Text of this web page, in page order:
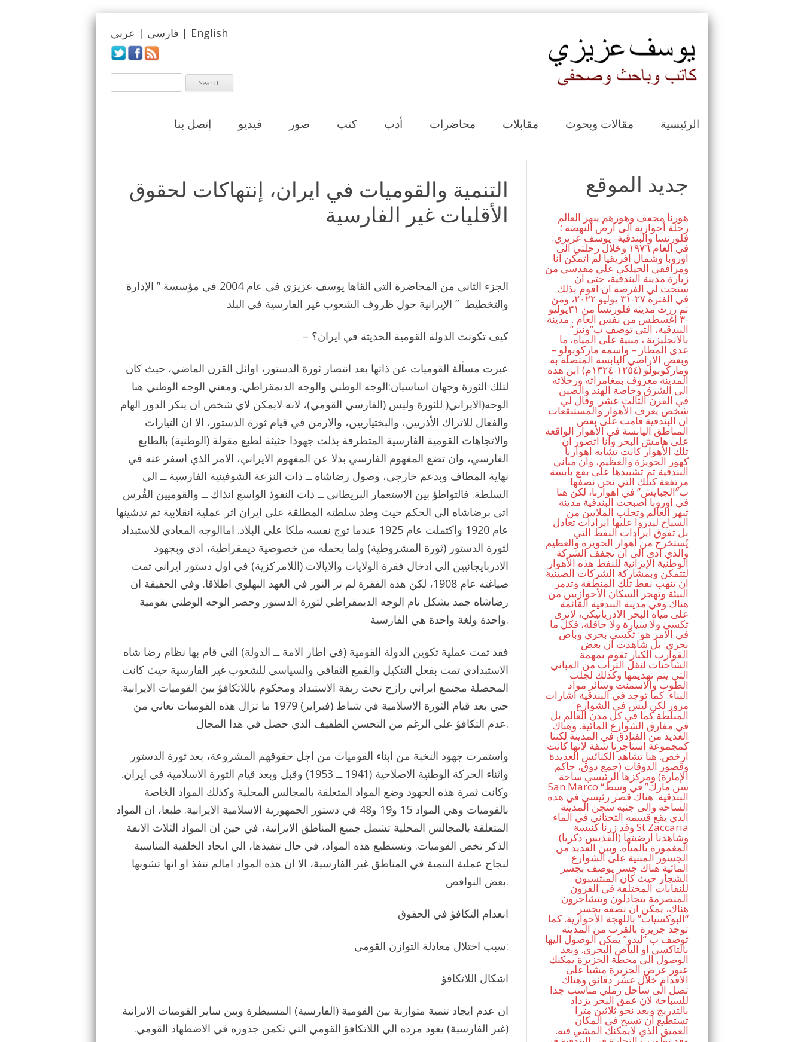
فارسی | عربي | English
إتصل بنا فيديو صور كتب أدب محاضرات مقابلات مقالات وبحوث الرئيسية
التنمية والقوميات في ايران، إنتهاكات لحقوق
الأقليات غير الفارسية
الجزء الثاني من المحاضرة التي القاها يوسف عزيزي في عام 2004 في مؤسسة ” الإدارة
والتخطيط ” الإيرانية حول ظروف الشعوب غير الفارسية في البلد
– كيف تكونت الدولة القومية الحديثة في ايران؟
عبرت مسألة القوميات عن ذاتها بعد انتصار ثورة الدستور، اوائل القرن الماضي، حيث كان
لتلك الثورة وجهان اساسيان:الوجه الوطني والوجه الديمقراطي. ومعني الوجه الوطني هنا
الوجه(الايراني( للثورة وليس (الفارسي القومي)، لانه لايمكن لاي شخص ان ينكر الدور الهام
والفعال للاتراك الأذريين، والبختياريين، والارمن في قيام ثورة الدستور، الا ان التيارات
والاتجاهات القومية الفارسية المتطرفة بذلت جهودا حثيثة لطبع مقولة (الوطنية) بالطابع
الفارسي، وان تضع المفهوم الفارسي بدلا عن المفهوم الايراني، الامر الذي اسفر عنه في
نهاية المطاف وبدعم خارجي، وصول رضاشاه ــ ذات النزعة الشوفينية الفارسية ــ الي
السلطة. فالتواطؤ بين الاستعمار البريطاني ــ ذات النفوذ الواسع انذاك ــ والقوميين الفُرس
اتي برضاشاه الي الحكم حيث وطد سلطته المطلقة علي ايران اثر عملية انقلابية تم تدشينها
عام 1920 واكتملت عام 1925 عندما توج نفسه ملكا علي البلاد. اماالوجه المعادي للاستبداد
لثورة الدستور (ثورة المشروطية) ولما يحمله من خصوصية ديمقراطية، ادي وبجهود
الاذربايجانيين الي ادخال فقرة الولايات والايالات (اللامركزية) في اول دستور ايراني تمت
صياغته عام 1908، لكن هذه الفقرة لم تر النور في العهد البهلوي اطلاقا. وفي الحقيقة ان
رضاشاه جمد بشكل تام الوجه الديمقراطي لثورة الدستور وحصر الوجه الوطني بقومية
واحدة ولغة واحدة هي الفارسية.
فقد تمت عملية تكوين الدولة القومية (في اطار الامة ــ الدولة) التي قام بها نظام رضا شاه
الاستبدادي تمت بفعل التنكيل والقمع الثقافي والسياسي للشعوب غير الفارسية حيث كانت
المحصلة مجتمع ايراني رازح تحت ربقة الاستبداد ومحكوم باللاتكافؤ بين القوميات الايرانية.
حتي بعد قيام الثورة الاسلامية في شباط (فبراير) 1979 ما تزال هذه القوميات تعاني من
عدم التكافؤ علي الرغم من التحسن الطفيف الذي حصل في هذا المجال.
واستمرت جهود النخبة من ابناء القوميات من اجل حقوقهم المشروعة، بعد ثورة الدستور
واثناء الحركة الوطنية الاصلاحية (1941 ــ 1953) وقبل وبعد قيام الثورة الاسلامية في ايران.
وكانت ثمرة هذه الجهود وضع المواد المتعلقة بالمجالس المحلية وكذلك المواد الخاصة
بالقوميات وهي المواد 15 و19 و48 في دستور الجمهورية الاسلامية الايرانية. طبعا، ان المواد
المتعلقة بالمجالس المحلية تشمل جميع المناطق الايرانية، في حين ان المواد الثلاث الانفة
الذكر تخص القوميات. وتستطيع هذه المواد، في حال تنفيذها، الي ايجاد الخلفية المناسبة
لنجاح عملية التنمية في المناطق غير الفارسية، الا ان هذه المواد امالم تنفذ او انها تشوبها
بعض النواقص.
انعدام التكافؤ في الحقوق
سبب اختلال معادلة التوازن القومي:
اشكال اللاتكافؤ
ان عدم ايجاد تنمية متوازنة بين القومية (الفارسية) المسيطرة وبين ساير القوميات الايرانية
(غير الفارسية) يعود مرده الي اللاتكافؤ القومي التي تكمن جذوره في الاضطهاد القومي.
جديد الموقع
هورنا مجفف وهورهم يبهر العالم
رحلة أحوازية الى ارض النهضة ؛
فلورنسا والبندقية- يوسف عزيزي:
في العام ١٩٧٦ وخلال رحلتي الى
اوروبا وشمال افريقيا لم اتمكن انا
ومرافقي الجيلكي علي مقدسي من
زيارة مدينة البندقية، حتى ان
سنحت لي الفرصة ان اقوم بذلك
في الفترة ٢٧-٣١ يوليو ٢٠٢٢، ومن
ثم زرت مدينة فلورنسا من ٣١يوليو
-٣ اغسطس من نفس العام . مدينة
البندقية، التي توصف ب”ونيز”
بالانجليزية ، مبنية على المياه، ما
عدى المطار – واسمه ماركوبولو –
وبعض الاراضي اليابسة المتصلة به.
وماركوبولو (١٢٥٤-١٣٢٤م) ابن هذه
المدينة معروف بمغامراته ورحلاته
الى الشرق وخاصة الهند والصين
في القرن الثالث عشر. وقال لي
شخص يعرف الأهوار والمستنقعات
ان البندقية قامت على بعض
المناطق اليابسة في الأهوار الواقعة
على هامش البحر وانا اتصور ان
تلك الأهوار كانت تشابه اهوارنا
كهور الحويزة والعظيم، وان مباني
البندقية تم تشييدها على بقع يابسة
مرتفعة كتلك التي نحن نصفها
ب”الجبايش” في اهوارنا، لكن هنا
في اوروبا اصبحت البندقية مدينة
تبهر العالم وتجلب الملايين من
السياح ليدروا عليها ايرادات تعادل
بل تفوق ايرادات النفط التي
يُستخرج من أهوار الحويزة والعظيم
والذي ادى الى ان تجفف الشركة
الوطنية الإيرانية للنفط هذه الأهوار
لتتمكن وبمشاركة الشركات الصينية
ان تنهب نفط تلك المنطقة وتدمر
البيئة وتهجر السكان الأحوازيين من
هناك.وفي مدينة البندقية القائمة
على مياه البحر الادرياتيكي، لاترى
تكسي ولا سيارة ولا حافلة، فكل ما
في الامر هو: تكسي بحري وباص
بحري. بل شاهدت ان بعض
القوارب الكبار تقوم بمهمة
الشاحنات لنقل التراب من المباني
التي يتم تهديمها وكذلك لجلب
الطوب والاسمنت وسائر مواد
البناء. كما توجد في البندقية اشارات
مرور لكن ليس في الشوارع
المبلطة كما في كل مدن العالم بل
في مفارق الشوارع المائية. وهناك
العديد من الفنادق في المدينة لكننا
كمجموعة استأجرنا شقة لانها كانت
ارخص. هنا تشاهد الكنائس العديدة
وقصور الدوقات (جمع دوق، حاكم
الإمارة) ومركزها الرئيسي ساحة
San Marco “سن مارك” في وسط
البندقية. هناك قصر رئيسي في هذه
الساحة والى جنبه سجن المدينة
الذي يقع قسمه التحتاني في الماء.
وقد زرنا كنيسة St Zaccaria
(القديس ذكريا) وشاهدنا ارضيتها
المغمورة بالمياه. وبين العديد من
الجسور المبنية على الشوارع
المائية هناك جسر يوصف بجسر
الشجار حيث كان المنتسبون
للنقابات المختلفة في القرون
المنصرمة يتجادلون ويتشاجرون
هناك، يمكن ان نصفه بجسر
“البوكسيات” باللهجة الأحوازية. كما
توجد جزيرة بالقرب من المدينة
توصف ب “ليدو” يمكن الوصول اليها
بالتاكسي او الباص البحري. وبعد
الوصول الى محطة الجزيرة يمكنك
عبور عرض الجزيرة مشيا على
الاقدام خلال عشر دقائق وهناك
تصل الى ساحل رملي مناسب جدا
للسباحة لان عمق البحر يزداد
بالتدريج وبعد نحو ثلاثين مترا
تستطيع ان تسبح في المكان
العميق الذي لايمكنك المشي فيه.